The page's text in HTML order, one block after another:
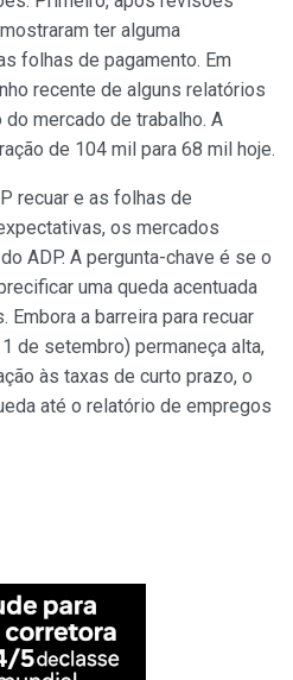
ter alguma
folhas de pagamento. Em
recente de alguns relatórios
mercado de trabalho. A
de 104 mil para 68 mil hoje.
recuar e as folhas de
os mercados
ADP. A pergunta-chave é se o
uma queda acentuada
a barreira para recuar
de setembro) permaneça alta,
às taxas de curto prazo, o
até o relatório de empregos